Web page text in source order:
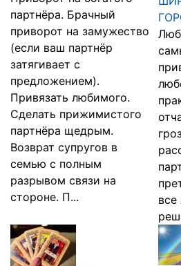
партнёра. Брачный
приворот на замужество
(если ваш партнёр
затягивает с
предложением).
Привязать любимого.
Сделать прижимистого
партнёра щедрым.
Возврат супругов в
семью с полным
разрывом связи на
стороне. П...
все